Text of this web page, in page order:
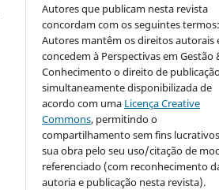
Autores que publicam nesta revista
concordam com os seguintes
Autores mantêm os direitos autorais
concedem à Perspectivas em Gestão
Conhecimento o direito de
simultaneamente disponibilizada de
acordo com uma Licença Creative
Commons, permitindo o
compartilhamento sem fins
sua obra pelo seu uso/citação de
referenciado (com reconhecimento
autoria e publicação nesta revista).